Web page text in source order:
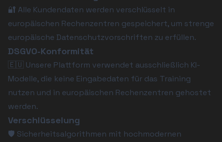
🔐 Alle Kundendaten werden verschlüsselt in
europäischen Rechenzentren gespeichert, um strenge
europäische Datenschutzvorschriften zu erfüllen.
DSGVO-Konformität
🇪🇺 Unsere Plattform verwendet ausschließlich KI-
Modelle, die keine Eingabedaten für das Training
nutzen und in europäischen Rechenzentren gehostet
werden.
Verschlüsselung
🛡️ Sicherheitsalgorithmen mit hochmodernen